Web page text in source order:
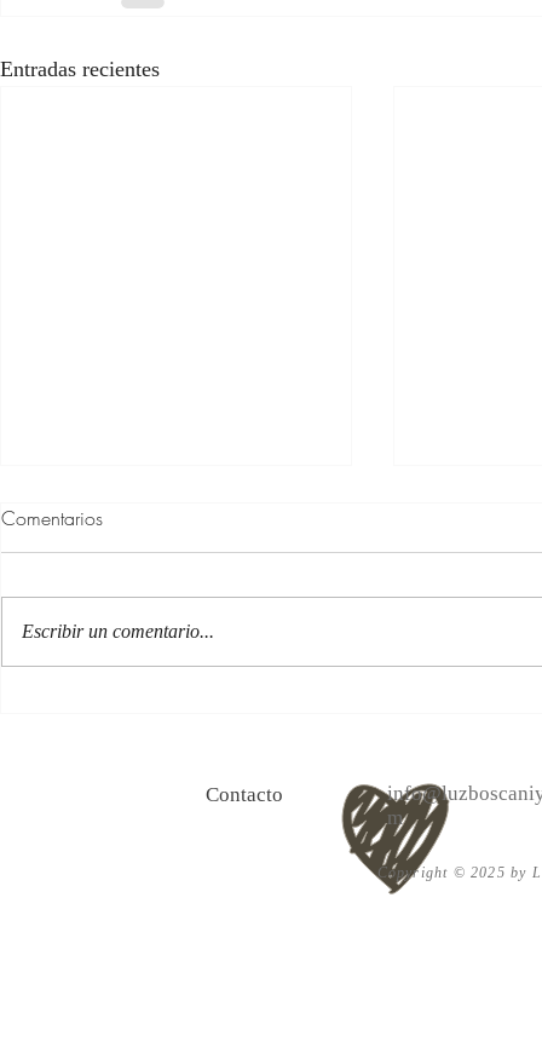
Entradas recientes
Comentarios
Escribir un comentario...
Contacto
m
Copyright © 2025 by